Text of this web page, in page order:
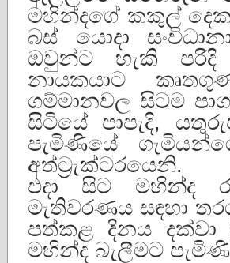
මහින්දගේ කකුල් දෙක
බස් යොදා
ඔවුන්ට හැකි පරිදි
නායකයාට
ගම්මානවල සිටම
සිටියේ පාපැදි,
පැමිණියේ
අත්ට්‍රැක්ටරයෙනි.
එදා සිට මහින්ද
මැතිවරණය සඳහා
පත්කළ දිනය දක්වා
මහින්ද බැලීමට